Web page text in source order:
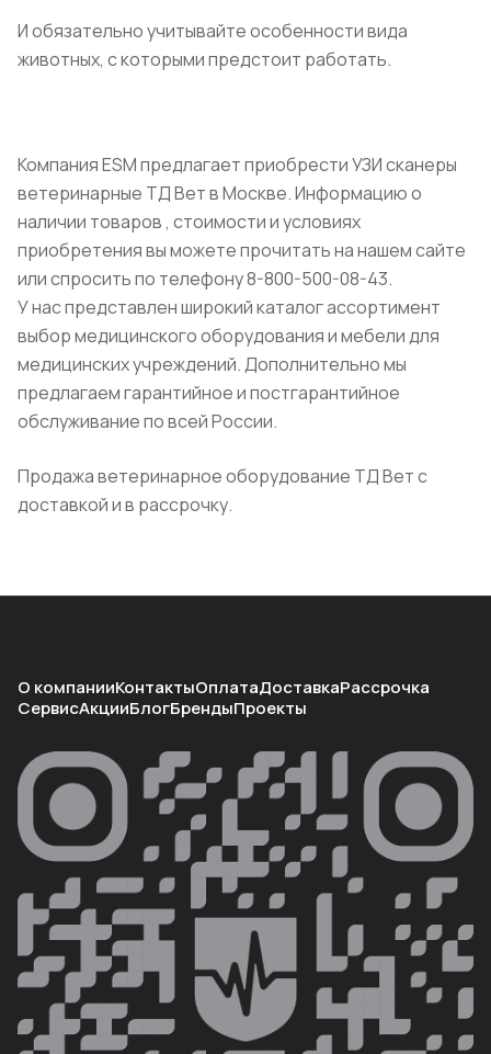
И обязательно учитывайте особенности вида
животных, с которыми предстоит работать.
Компания ESM предлагает приобрести УЗИ сканеры
ветеринарные ТД Вет в Москве. Информацию о
наличии товаров , стоимости и условиях
приобретения вы можете прочитать на нашем сайте
или спросить по телефону 8-800-500-08-43.
У нас представлен широкий каталог ассортимент
выбор медицинского оборудования и мебели для
медицинских учреждений. Дополнительно мы
предлагаем гарантийное и постгарантийное
обслуживание по всей России.
Продажа ветеринарное оборудование ТД Вет с
доставкой и в рассрочку.
О компанииКонтактыОплатаДоставкаРассрочка
СервисАкцииБлогБрендыПроекты